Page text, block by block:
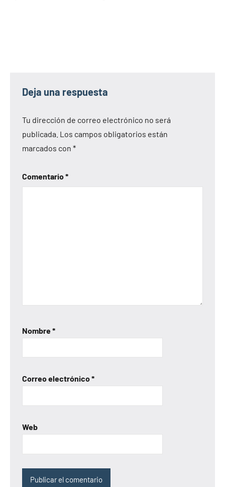
Deja una respuesta
Tu dirección de correo electrónico no será
publicada. Los campos obligatorios están
marcados con *
Comentario*
Nombre*
Correo electrónico*
Web